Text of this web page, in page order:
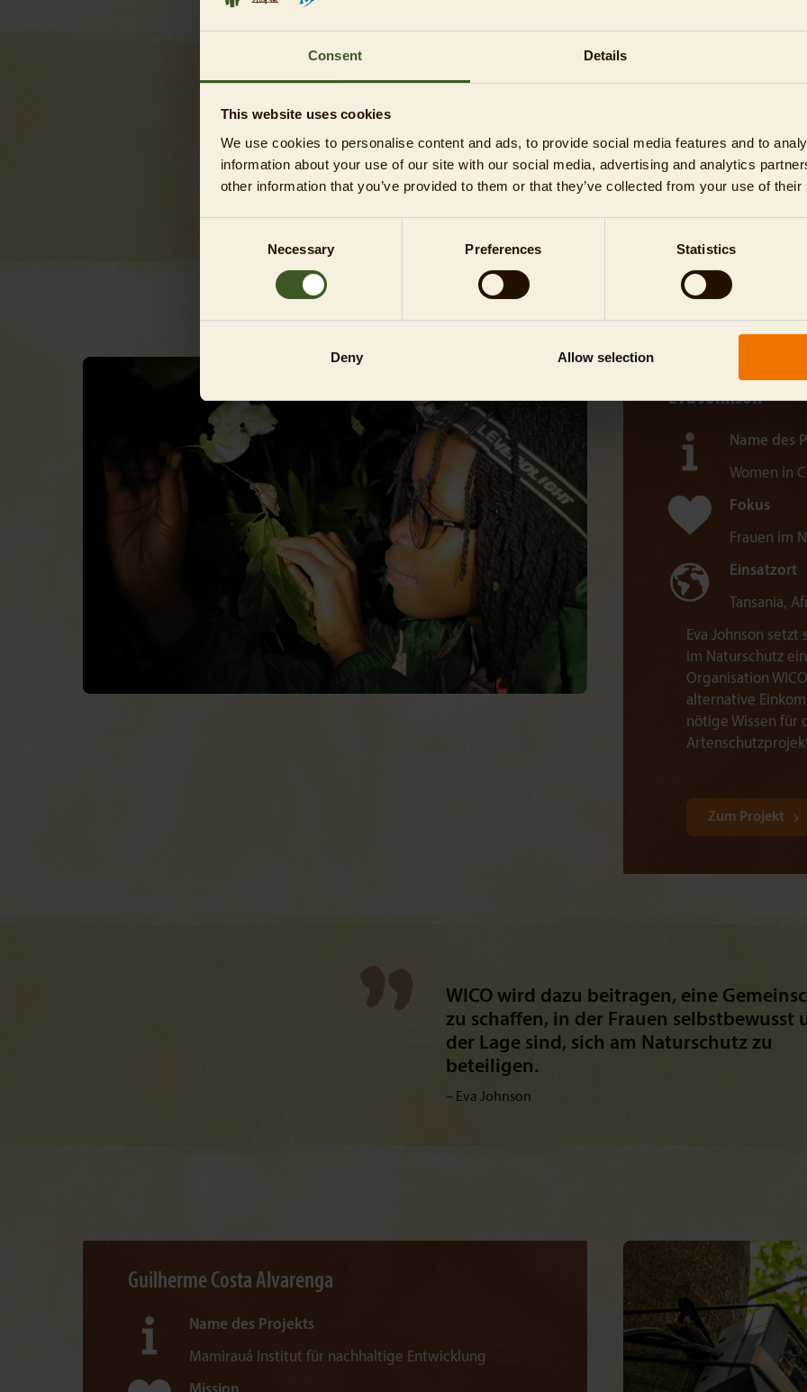
Consent Details
This website uses cookies
We use cookies to personalise content and ads, to provide social media features and to
information about your use of our site with our social media, advertising and analytics
other information that you’ve provided to them or that they’ve collected from your use of
Necessary Preferences Statistics
Deny Allow selection
wirksamen und fairen Naturschutzes ein,
den Gemeinschaften und der Natur
zugutekommt.
Adrian Leitoro
Eva Johnson
Name des
Women in
Fokus
Frauen im
Einsatzort
Tansania,
Eva Johnson
im Naturschutz
Organisation
alternative
nötige Wissen für
Zum Projekt
WICO wird dazu beitragen, eine
zu schaffen, in der Frauen selbstbewusst
der Lage sind, sich am Naturschutz zu
beteiligen.
Eva Johnson
Guilherme Costa Alvarenga
Name des Projekts
Mamirauá Institut für nachhaltige Entwicklung